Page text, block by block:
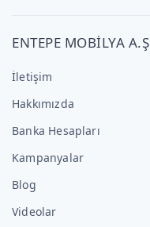
ENTEPE MOBİLYA A.Ş
İletişim
Hakkımızda
Banka Hesapları
Kampanyalar
Blog
Videolar